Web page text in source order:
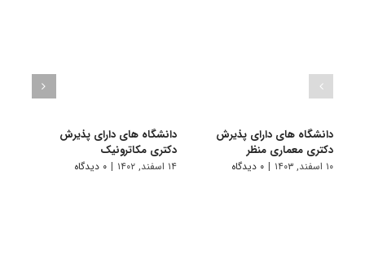
دانشگاه های دارای پذیرش
دکتری ﻣﻌﻤﺎری منظر
۱۰ اسفند, ۱۴۰۳ | ۰ دیدگاه
دانشگاه های دارای پذیرش
دکتری مکاترونیک
۱۴ اسفند, ۱۴۰۲ | ۰ دیدگاه